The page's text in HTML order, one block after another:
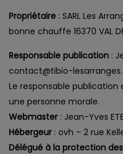
Propriétaire : SARL Les
bonne chauffe 16370 VAL
Responsable publication :
contact@tibio-
Le responsable
une personne morale.
Webmaster : Jean-Yves
Hébergeur : ovh – 2 rue
Délégué à la protection